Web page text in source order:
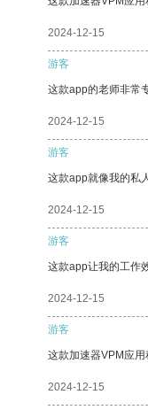
2024-12-15
游客
这款app的老师非常
2024-12-15
游客
这款app就像我的私
2024-12-15
游客
这款app让我的工作
2024-12-15
游客
这款加速器VPM应用
2024-12-15